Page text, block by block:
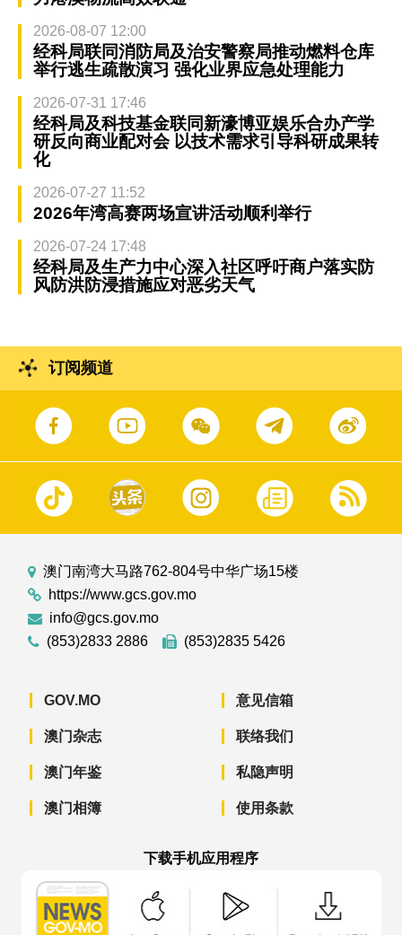
2026-08-07 12:00
经科局联同消防局及治安警察局推动燃料仓库
举行逃生疏散演习 强化业界应急处理能力
2026-07-31 17:46
经科局及科技基金联同新濠博亚娱乐合办产学
研反向商业配对会 以技术需求引导科研成果转
化
2026-07-27 11:52
2026年湾高赛两场宣讲活动顺利举行
2026-07-24 17:48
经科局及生产力中心深入社区呼吁商户落实防
风防洪防浸措施应对恶劣天气
订阅频道
澳门南湾大马路762-804号中华广场15楼
https://www.gcs.gov.mo
info@gcs.gov.mo
(853)2833 2886
(853)2835 5426
GOV.MO
澳门杂志
澳门年鉴
澳门相簿
意见信箱
联络我们
私隐声明
使用条款
下载手机应用程序